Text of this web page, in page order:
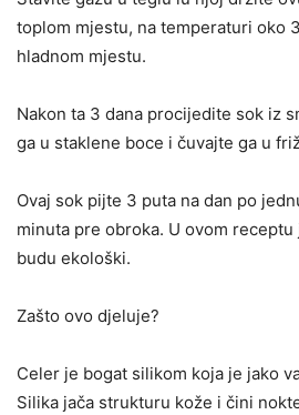
toplom mjestu, na temperaturi oko
hladnom mjestu.
Nakon ta 3 dana procijedite sok iz
ga u staklene boce i čuvajte ga u
Ovaj sok pijte 3 puta na dan po
minuta pre obroka. U ovom
budu ekološki.
Zašto ovo djeluje?
Celer je bogat silikom koja je jako
Silika jača strukturu kože i čini